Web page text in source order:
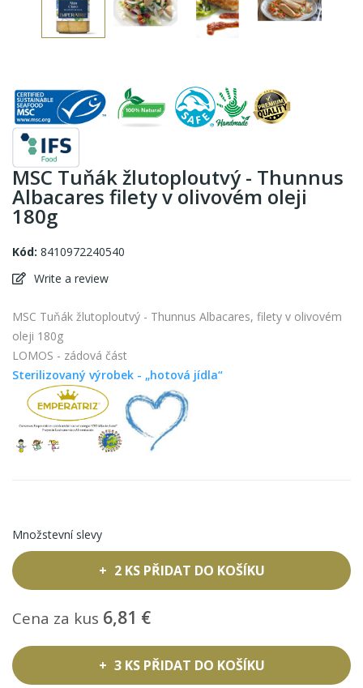
MSC Tuňák žlutoploutvý - Thunnus
Albacares filety v olivovém oleji
180g
Kód: 8410972240540
Write a review
MSC Tuňák žlutoploutvý - Thunnus Albacares, filety v olivovém
oleji 180g
LOMOS - zádová část
Sterilizovaný výrobek - „hotová jídla“
Množstevní slevy
2 KS PŘIDAT DO KOŠÍKU
Cena za kus 6,81 €
3 KS PŘIDAT DO KOŠÍKU